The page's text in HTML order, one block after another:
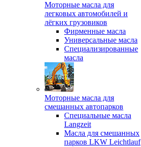
Моторные масла для
легковых автомобилей и
лёгких грузовиков
Фирменные масла
Универсальные масла
Специализированные
масла
Моторные масла для
смешанных автопарков
Специальные масла
Langzeit
Масла для смешанных
парков LKW Leichtlauf